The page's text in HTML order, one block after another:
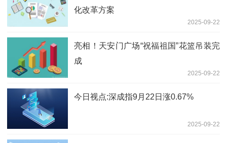
化改革方案
2025-09-22
亮相！天安门广场“祝福祖国”花篮吊装完
成
2025-09-22
今日视点:深成指9月22日涨0.67%
2025-09-22